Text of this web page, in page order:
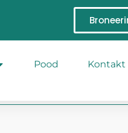
Pood Kontakt